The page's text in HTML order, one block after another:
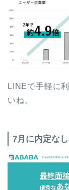
LINEで手軽に
いね。
7月に内定な